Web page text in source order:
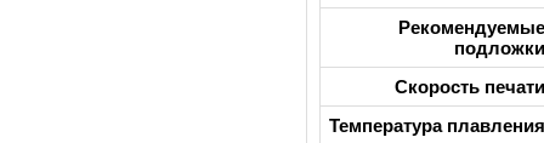
Рекомендуемые
подложки
Скорость печати
Температура плавления